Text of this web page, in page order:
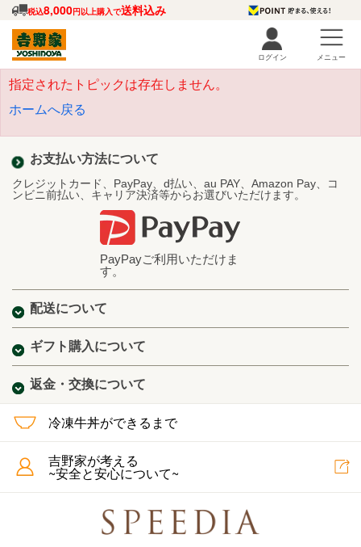
税込8,000円以上購入で送料込み
ログイン メニュー
指定されたトピックは存在しません。
ホームへ戻る
お支払い方法について
クレジットカード、PayPay、d払い、au PAY、Amazon Pay、コ
ンビニ前払い、キャリア決済等からお選びいただけます。
PayPayご利用いただけま
す。
配送について
ギフト購入について
返金・交換について
冷凍牛丼ができるまで
吉野家が考える
~安全と安心について~